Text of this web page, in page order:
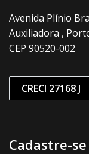
Avenida Plínio
Auxiliadora ,
CEP 90520-002
CRECI 27168 J
Cadastre-se